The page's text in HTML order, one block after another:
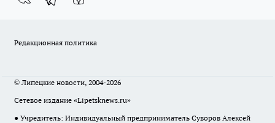
Редакционная политика
© Липецкие новости, 2004-2026
Сетевое издание «Lipetsknews.ru»
● Учредитель: Индивидуальный предприниматель Суворов Алексей